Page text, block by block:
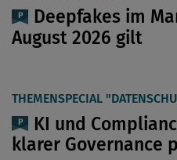
Deepfakes im
August 2026 gilt
THEMENSPECIAL
KI und
klarer Governance